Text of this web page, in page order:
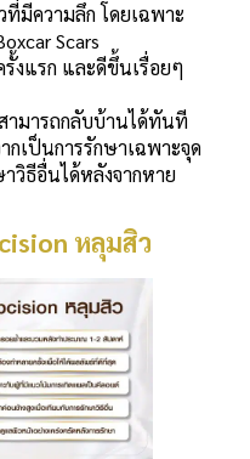
มีความลึก โดยเฉพาะ
Scars
งแรก และดีขึ้นเรื่อยๆ
ามารถกลับบ้านได้ทันที
กเป็นการรักษาเฉพาะจุด
วิธีอื่นได้หลังจากหาย
หลุมสิว